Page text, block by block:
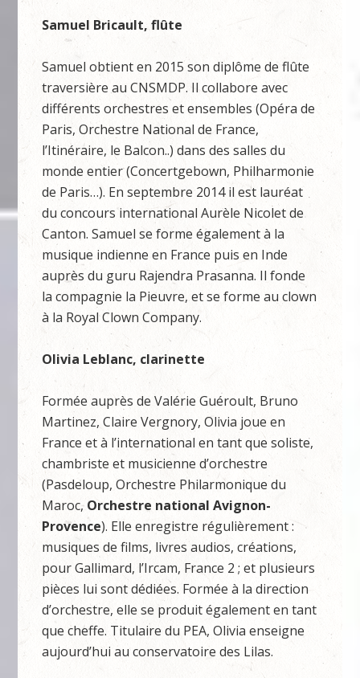
Samuel Bricault, flûte
Samuel obtient en 2015 son diplôme de flûte
traversière au CNSMDP. Il collabore avec
différents orchestres et ensembles (Opéra de
Paris, Orchestre National de France,
l’Itinéraire, le Balcon..) dans des salles du
monde entier (Concertgebown, Philharmonie
de Paris…). En septembre 2014 il est lauréat
du concours international Aurèle Nicolet de
Canton. Samuel se forme également à la
musique indienne en France puis en Inde
auprès du guru Rajendra Prasanna. Il fonde
la compagnie la Pieuvre, et se forme au clown
à la Royal Clown Company.
Olivia Leblanc, clarinette
Formée auprès de Valérie Guéroult, Bruno
Martinez, Claire Vergnory, Olivia joue en
France et à l’international en tant que soliste,
chambriste et musicienne d’orchestre
(Pasdeloup, Orchestre Philarmonique du
Maroc,Orchestre national Avignon-
Provence). Elle enregistre régulièrement :
musiques de films, livres audios, créations,
pour Gallimard, l’Ircam, France 2 ; et plusieurs
pièces lui sont dédiées. Formée à la direction
d’orchestre, elle se produit également en tant
que cheffe. Titulaire du PEA, Olivia enseigne
aujourd’hui au conservatoire des Lilas.